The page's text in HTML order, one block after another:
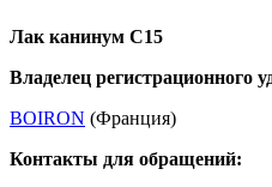
Лак канинум С15
Владелец регистрационного
BOIRON (Франция)
Контакты для обращений: